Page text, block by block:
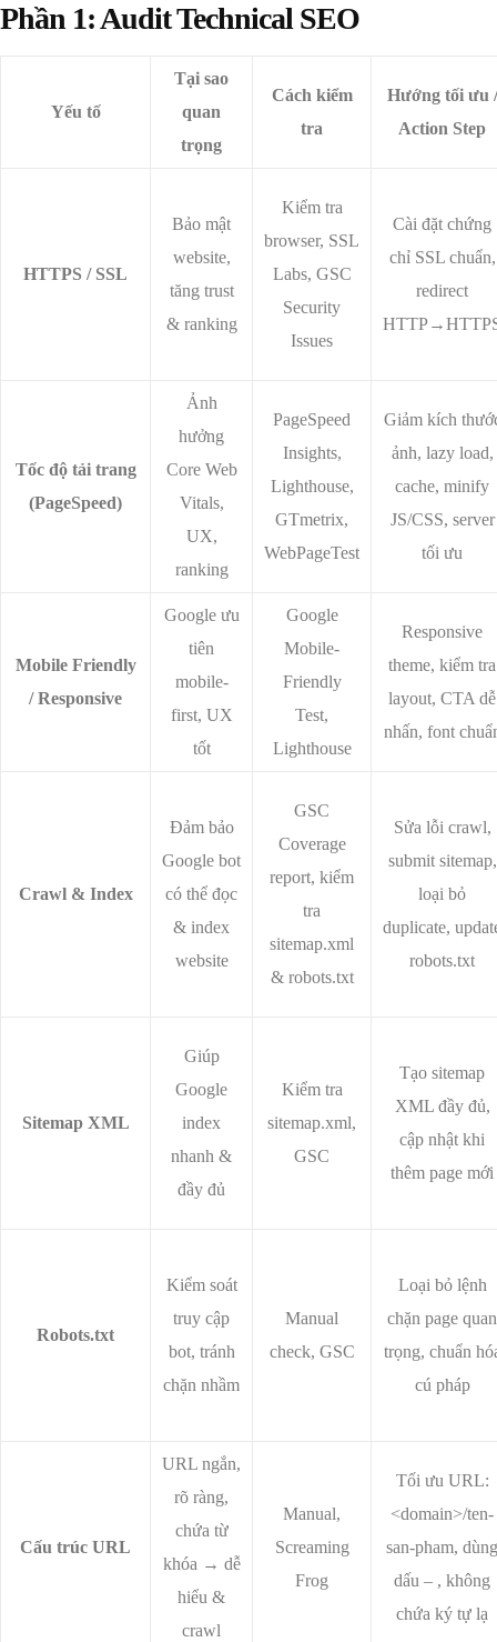
Phần 1: Audit Technical SEO
Yếu tố
Tại sao
quan
trọng
Cách kiểm
tra
Hướng tối ưu /
Action Step
HTTPS / SSL
Bảo mật
website,
tăng trust
& ranking
Kiểm tra
browser, SSL
Labs, GSC
Security
Issues
Cài đặt chứng
chỉ SSL chuẩn,
redirect
Tốc độ tải trang
(PageSpeed)
Ảnh
hưởng
Core Web
Vitals,
UX,
ranking
PageSpeed
Insights,
Lighthouse,
GTmetrix,
WebPageTest
Giảm kích
ảnh, lazy load,
cache, minify
JS/CSS, server
tối ưu
Mobile Friendly
/ Responsive
Google ưu
tiên
mobile-
first, UX
tốt
Google
Mobile-
Friendly
Test,
Lighthouse
Responsive
theme, kiểm tra
layout, CTA dễ
nhấn, font
Crawl & Index
Đảm bảo
Google bot
có thể đọc
& index
website
GSC
Coverage
report, kiểm
tra
sitemap.xml
& robots.txt
Sửa lỗi crawl,
submit sitemap,
loại bỏ
duplicate,
robots.txt
Sitemap XML
Giúp
Google
index
nhanh &
đầy đủ
Kiểm tra
sitemap.xml,
GSC
Tạo sitemap
XML đầy đủ,
cập nhật khi
thêm page mới
Robots.txt
Kiểm soát
truy cập
bot, tránh
chặn nhầm
Manual
check, GSC
Loại bỏ lệnh
chặn page quan
trọng, chuẩn
cú pháp
Cấu trúc URL
URL ngắn,
rõ ràng,
chứa từ
khóa → dễ
hiểu &
crawl
Manual,
Screaming
Frog
Tối ưu URL:
<domain>/ten-
san-pham, dùng
dấu – , không
chứa ký tự lạ